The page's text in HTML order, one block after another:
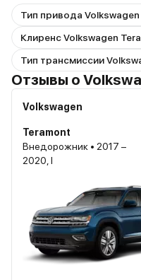
Тип привода
Клиренс Volkswagen
Тип трансмиссии
Отзывы о
Volkswagen
Teramont
Внедорожник • 2017 –
2020, I